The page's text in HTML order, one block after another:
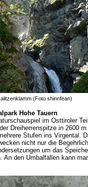
(Foto shinnfean)
Hohe Tauern
im Osttiroler
Dreiherrenspitze in 2600
Stufen ins Virgental.
nicht nur die
um das
den Umbalfällen kann